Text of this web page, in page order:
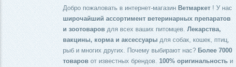
Добро пожаловать в интернет-магазин Ветмаркет ! У нас
широчайший ассортимент ветеринарных препаратов
и зоотоваров для всех ваших питомцев. Лекарства,
вакцины, корма и аксессуары для собак, кошек, птиц,
рыб и многих других. Почему выбирают нас? Более 7000
товаров от известных брендов. 100% оригинальность и